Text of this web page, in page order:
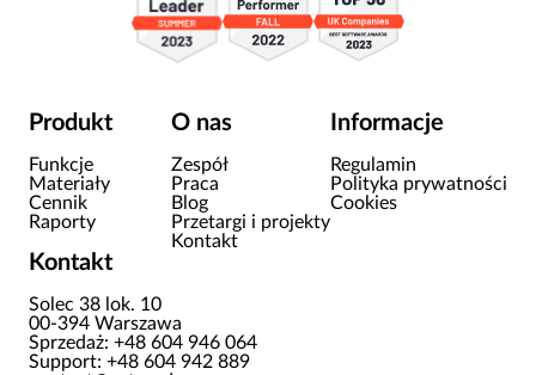
Produkt
Funkcje
Materiały
Cennik
Raporty
O nas
Zespół
Praca
Blog
Przetargi i projekty
Kontakt
Informacje
Regulamin
Polityka prywatności
Cookies
Kontakt
Solec 38 lok. 10
00-394 Warszawa
Sprzedaż: +48 604 946 064
Support: +48 604 942 889